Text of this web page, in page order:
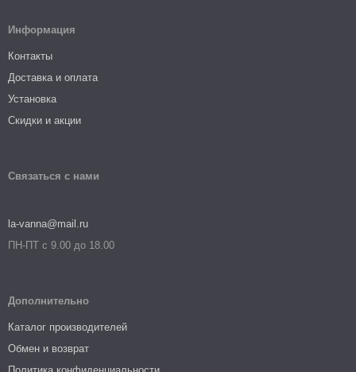
Информация
Контакты
Доставка и оплата
Установка
Скидки и акции
Связаться с нами
la-vanna@mail.ru
ПН-ПТ с 9.00 до 18.00
Дополнительно
Каталог производителей
Обмен и возврат